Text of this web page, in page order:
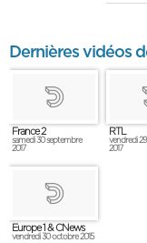
Dernières vidéos
France 2
samedi 30 septembre
2017
RTL
vendredi
2017
Europe 1 & CNews
vendredi 30 octobre 2015